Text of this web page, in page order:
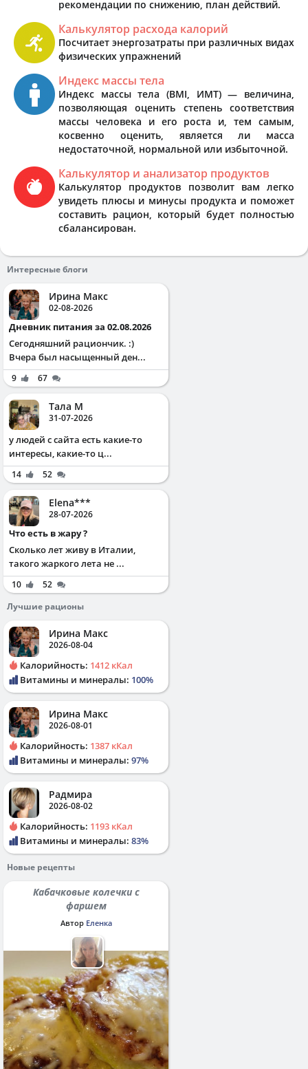
рекомендации по снижению, план действий.
Калькулятор расхода калорий
Посчитает энергозатраты при различных видах
физических упражнений
Индекс массы тела
Индекс массы тела (BMI, ИМТ) — величина,
позволяющая оценить степень соответствия
массы человека и его роста и, тем самым,
косвенно оценить, является ли масса
недостаточной, нормальной или избыточной.
Калькулятор и анализатор продуктов
Калькулятор продуктов позволит вам легко
увидеть плюсы и минусы продукта и поможет
составить рацион, который будет полностью
сбалансирован.
Интересные блоги
Ирина Макс
02-08-2026
Дневник питания за 02.08.2026
Сегодняшний рациончик. :)
Вчера был насыщенный ден...
9 67
Тала М
31-07-2026
у людей с сайта есть какие-то
интересы, какие-то ц...
14 52
Elena***
28-07-2026
Что есть в жару ?
Сколько лет живу в Италии,
такого жаркого лета не ...
10
52
Лучшие рационы
Ирина Макс
2026-08-04
Калорийность: 1412 кКал
Витамины и минералы: 100%
Ирина Макс
2026-08-01
Калорийность: 1387 кКал
Витамины и минералы: 97%
Радмира
2026-08-02
Калорийность: 1193 кКал
Витамины и минералы: 83%
Новые рецепты
Кабачковые колечки с
фаршем
Автор Еленка